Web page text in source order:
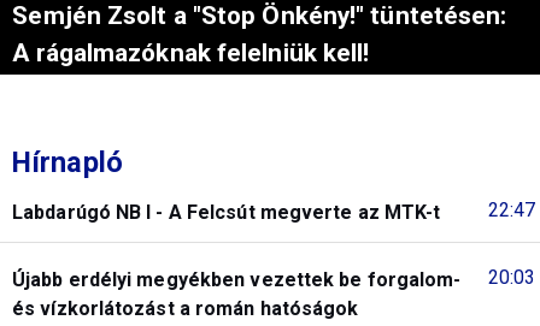
Semjén Zsolt a "Stop Önkény!" tüntetésen:
A rágalmazóknak felelniük kell!
Hírnapló
22:47
Labdarúgó NB I - A Felcsút megverte az MTK-t
20:03
Újabb erdélyi megyékben vezettek be forgalom-
és vízkorlátozást a román hatóságok